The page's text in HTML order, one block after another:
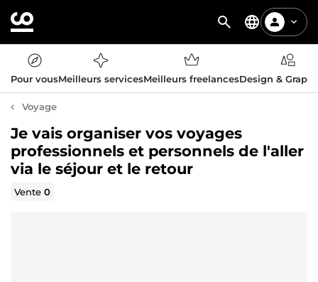
Pour vousMeilleurs servicesMeilleurs freelancesDesign &
Voyage
Je vais organiser vos voyages
professionnels et personnels de l'aller
via le séjour et le retour
Vente0